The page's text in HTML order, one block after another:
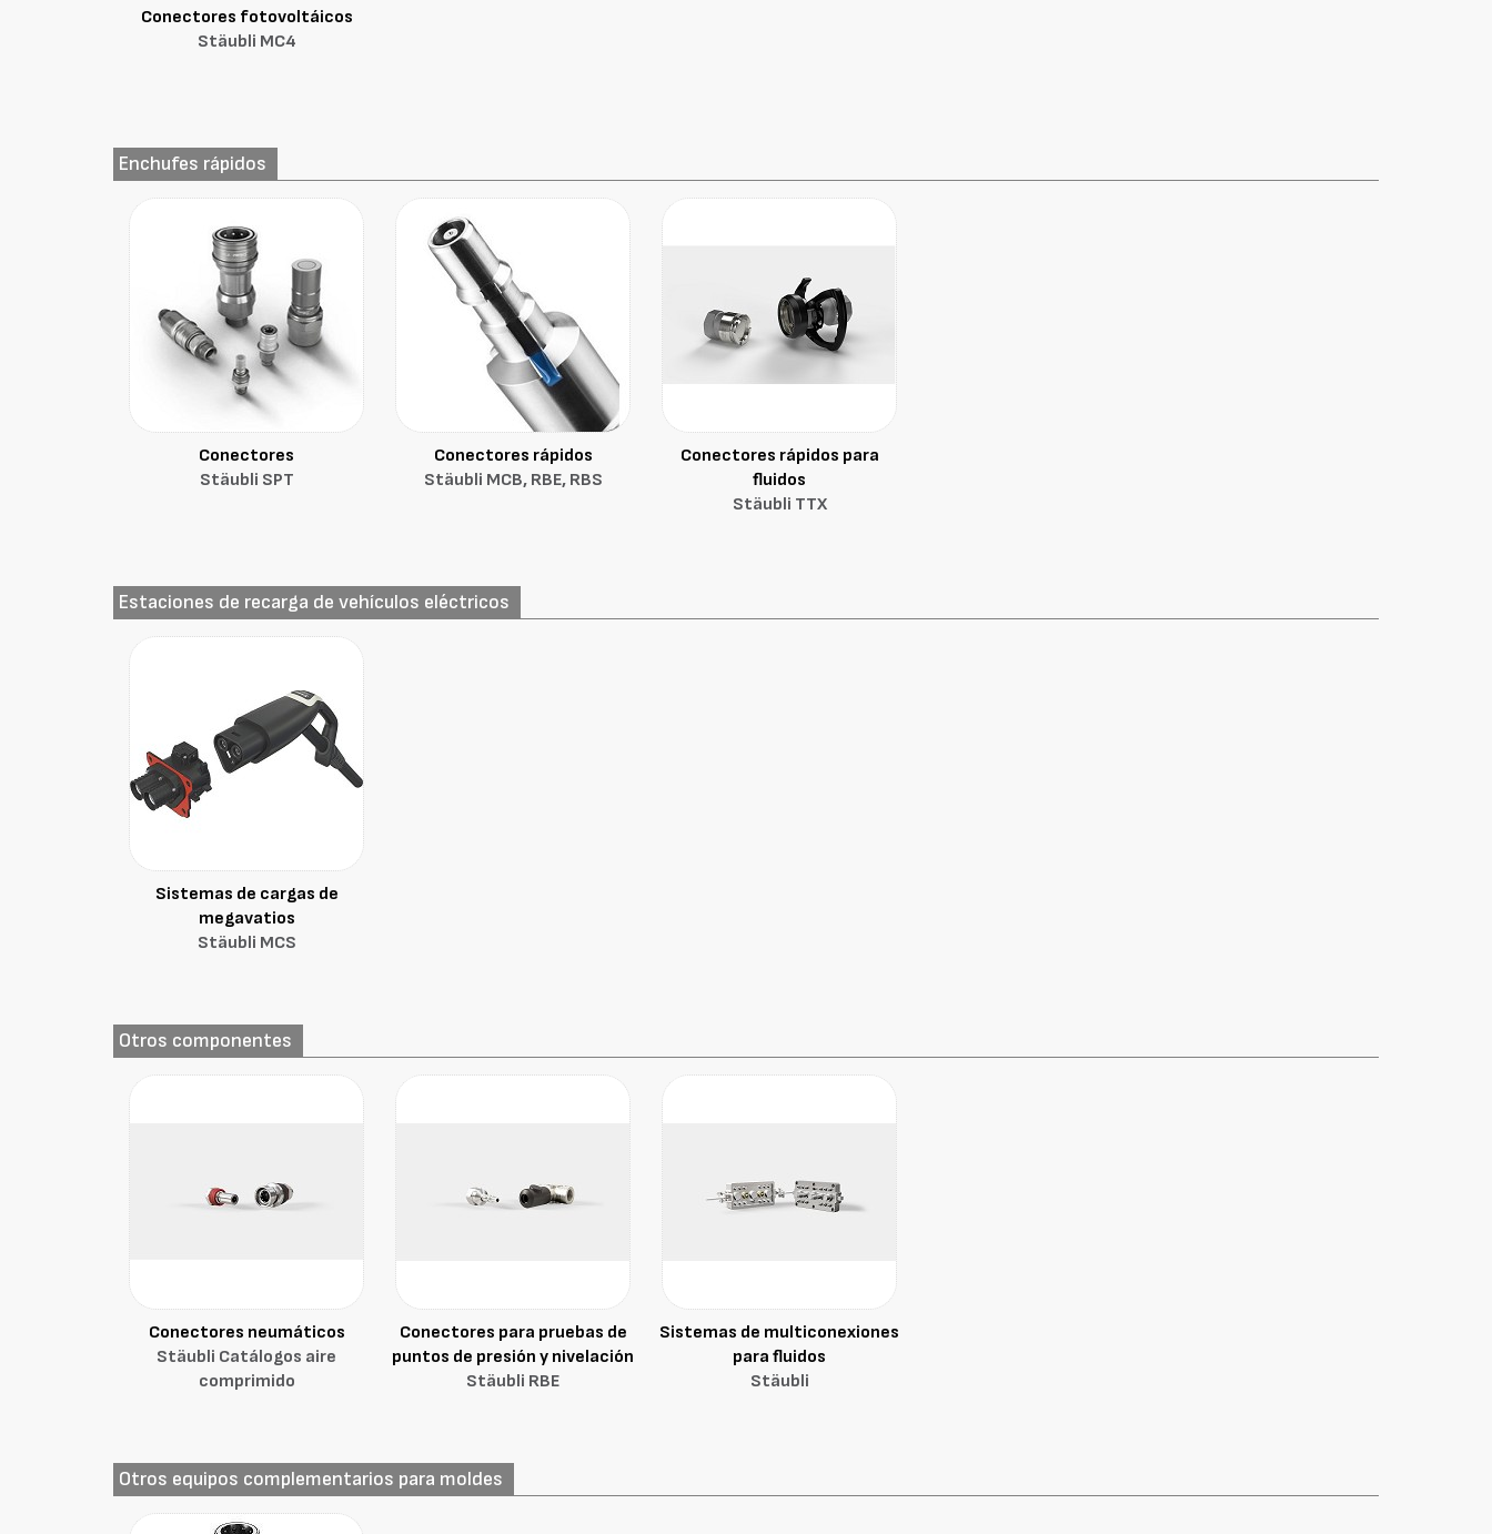
Conectores fotovoltáicos
Stäubli MC4
Enchufes rápidos
Conectores
Stäubli SPT
Conectores rápidos
Stäubli MCB, RBE, RBS
Conectores rápidos para
fluidos
Stäubli TTX
Estaciones de recarga de vehículos eléctricos
Sistemas de cargas de
megavatios
Stäubli MCS
Otros componentes
Conectores neumáticos
Stäubli Catálogos aire
comprimido
Conectores para pruebas de
puntos de presión y nivelación
Stäubli RBE
Sistemas de multiconexiones
para fluidos
Stäubli
Otros equipos complementarios para moldes